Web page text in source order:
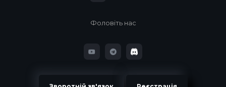
Фоловіть нас